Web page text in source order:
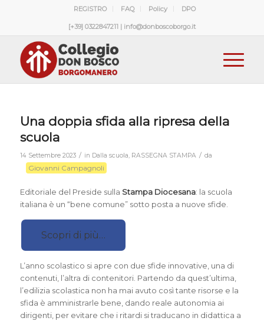
REGISTRO FAQ Policy DPO
[+39] 0322847211 | info@donboscoborgo.it
Una doppia sfida alla ripresa della
scuola
14 Settembre 2023 / in Dalla scuola, RASSEGNA STAMPA / da
Giovanni Campagnoli
Editoriale del Preside sulla Stampa Diocesana: la scuola
italiana è un “bene comune” sotto posta a nuove sfide.
Scopri di più…
L’anno scolastico si apre con due sfide innovative, una di
contenuti, l’altra di contenitori. Partendo da quest’ultima,
l’edilizia scolastica non ha mai avuto così tante risorse e la
sfida è amministrarle bene, dando reale autonomia ai
dirigenti, per evitare che i ritardi si traducano in didattica a